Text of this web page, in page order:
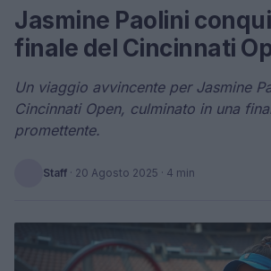
Jasmine Paolini
finale del Cincinnati
Un viaggio avvincente per Jasmine
Cincinnati Open, culminato in una
promettente.
Staff · 20 Agosto 2025 · 4 min